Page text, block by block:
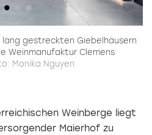
lang gestreckten Giebelhäusern
Weinmanufaktur Clemens
Monika Nguyen
Weinberge liegt
Maierhof zu